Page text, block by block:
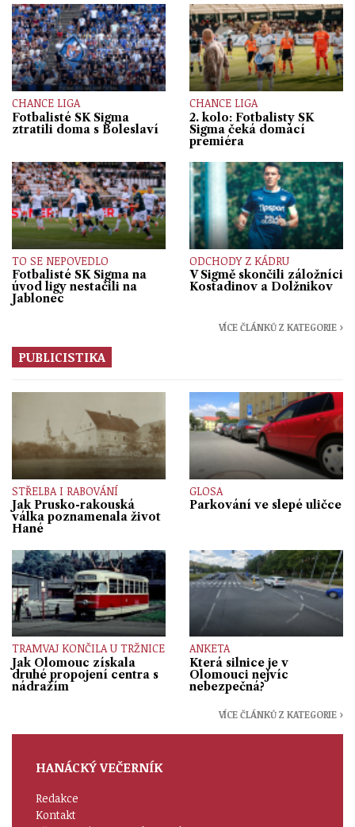
CHANCE LIGA
Fotbalisté SK Sigma
ztratili doma s Boleslaví
CHANCE LIGA
2. kolo: Fotbalisty SK
Sigma čeká domácí
premiéra
TO SE NEPOVEDLO
Fotbalisté SK Sigma na
úvod ligy nestačili na
Jablonec
ODCHODY Z KÁDRU
V Sigmě skončili záložníci
Kostadinov a Dolžnikov
VÍCE ČLÁNKŮ Z KATEGORIE ›
PUBLICISTIKA
STŘELBA I RABOVÁNÍ
Jak Prusko-rakouská
válka poznamenala život
Hané
GLOSA
Parkování ve slepé uličce
TRAMVAJ KONČILA U TRŽNICE
Jak Olomouc získala
druhé propojení centra s
nádražím
ANKETA
Která silnice je v
Olomouci nejvíc
nebezpečná?
VÍCE ČLÁNKŮ Z KATEGORIE ›
HANÁCKÝ VEČERNÍK
Redakce
Kontakt